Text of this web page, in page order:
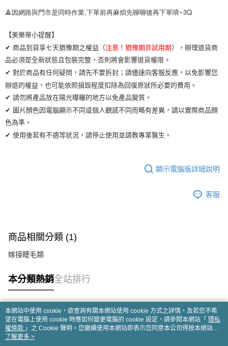
🔺因網路與門市是同時作業,下單前再麻煩先聊聊後再下單唷~3Q
【美樂蒂小提醒】
✔ 商品到貨享七天猶豫期之權益（注意！猶豫期非試用期），辦理退貨商
品必須是全新狀態且包裝完整，否則將會影響退貨權限。
✔ 對於商品有任何疑問，請先不要拆封；請儘速向客服反應，以免影響您
辦退的權益，也可能依照損毀程度扣除為回復原狀所必要的費用。
✔ 請勿將產品放在陽光曝曬的地方以免產品變質。
✔ 圖片顏色因電腦顯示不同或個人觀感不同而略有差異，請以實際商品顏
色為準。
✔ 使用後若有不適等狀況，請停止使用並請教專業醫生。
顯示電腦版詳細說明
客服
商品相關分類 (1)
嫁接睫毛類
本分類熱銷全站排行
熱門標籤
本網站中使用 cookie，欲查詢有關本網站使用 cookie 方式之詳情，及若您不希
望在電腦上使用 cookie 時應如何變更電腦的 cookie 設定，請參閱本網站「 隱私
權條款 」之 Cookie 聲明。您繼續使用本網站即表示您同意本公司得按本網站使
用條款之 Cookie 聲明使用 cookie。
了解更多 >